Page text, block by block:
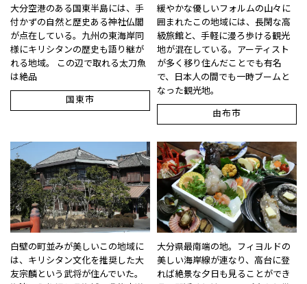
大分空港のある国東半島には、手
付かずの自然と歴史ある神社仏閣
が点在している。九州の東海岸同
様にキリシタンの歴史も語り継が
れる地域。 この辺で取れる太刀魚
は絶品
国東市
緩やかな優しいフォルムの山々に
囲まれたこの地域には、長閑な高
級旅館と、手軽に漫ろ歩ける観光
地が混在している。アーティスト
が多く移り住んだことでも有名
で、日本人の間でも一時ブームと
なった観光地。
由布市
白壁の町並みが美しいこの地域に
は、キリシタン文化を推奨した大
友宗麟という武将が住んでいた。
大分県最南端の地。フィヨルドの
美しい海岸線が連なり、高台に登
れば絶景な夕日も見ることができ